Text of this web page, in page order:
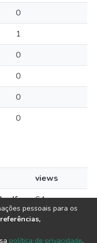
0
1
0
0
0
0
views
64
pessoais para os
política de privacidade.